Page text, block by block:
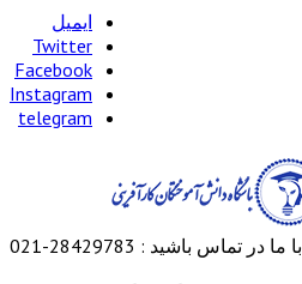
ایمیل
Twitter
Facebook
Instagram
telegram
با ما در تماس باشید : 28429783-021